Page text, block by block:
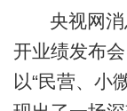
央视网
开业绩发布
以“民营、小